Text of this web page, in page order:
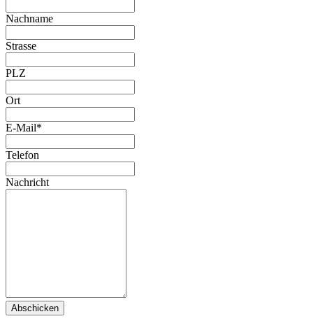
Nachname
Strasse
PLZ
Ort
E-Mail*
Telefon
Nachricht
Abschicken